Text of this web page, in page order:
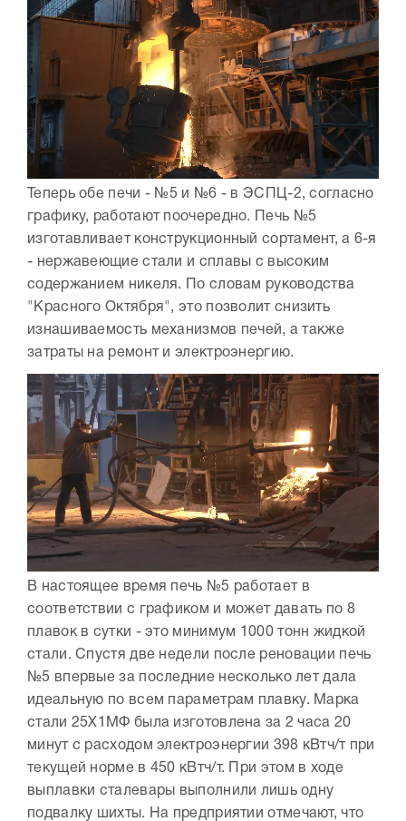
Теперь обе печи - №5 и №6 - в ЭСПЦ-2, согласно
графику, работают поочередно. Печь №5
изготавливает конструкционный сортамент, а 6-я
- нержавеющие стали и сплавы с высоким
содержанием никеля. По словам руководства
"Красного Октября", это позволит снизить
изнашиваемость механизмов печей, а также
затраты на ремонт и электроэнергию.
В настоящее время печь №5 работает в
соответствии с графиком и может давать по 8
плавок в сутки - это минимум 1000 тонн жидкой
стали. Спустя две недели после реновации печь
№5 впервые за последние несколько лет дала
идеальную по всем параметрам плавку. Марка
стали 25Х1МФ была изготовлена за 2 часа 20
минут с расходом электроэнергии 398 кВтч/т при
текущей норме в 450 кВтч/т. При этом в ходе
выплавки сталевары выполнили лишь одну
подвалку шихты. На предприятии отмечают, что